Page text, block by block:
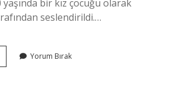
yaşında bir kız çocuğu olarak
seslendirildi.…
Yorum Bırak